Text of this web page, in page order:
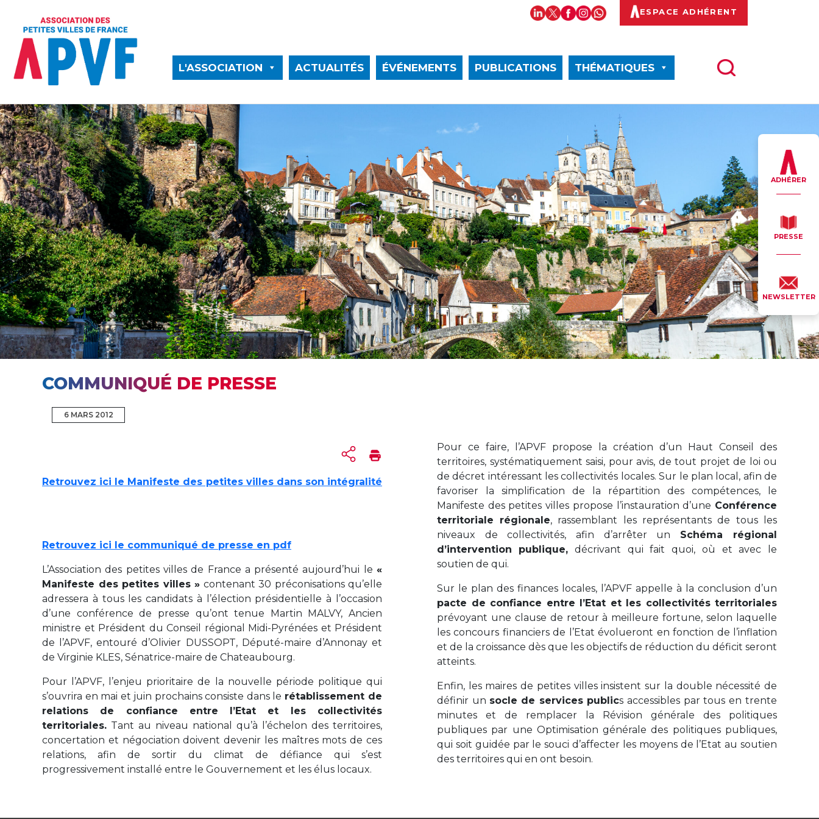
ESPACE ADHÉRENT
L'ASSOCIATION ACTUALITÉS ÉVÉNEMENTS PUBLICATIONS THÉMATIQUES
ADHÉRER
PRESSE
NEWSLETTER
COMMUNIQUÉ DE PRESSE
6 MARS 2012
Retrouvez ici le Manifeste des petites villes dans son intégralité
Retrouvez ici le communiqué de presse en pdf
L’Association des petites villes de France a présenté aujourd’hui le «
Manifeste des petites villes » contenant 30 préconisations qu’elle
adressera à tous les candidats à l’élection présidentielle à l’occasion
d’une conférence de presse qu’ont tenue Martin MALVY, Ancien
ministre et Président du Conseil régional Midi-Pyrénées et Président
de l’APVF, entouré d’Olivier DUSSOPT, Député-maire d’Annonay et
de Virginie KLES, Sénatrice-maire de Chateaubourg.
Pour l’APVF, l’enjeu prioritaire de la nouvelle période politique qui
s’ouvrira en mai et juin prochains consiste dans le rétablissement de
relations de confiance entre l’Etat et les collectivités
territoriales. Tant au niveau national qu’à l’échelon des territoires,
concertation et négociation doivent devenir les maîtres mots de ces
relations, afin de sortir du climat de défiance qui s’est
progressivement installé entre le Gouvernement et les élus locaux.
Pour ce faire, l’APVF propose la création d’un Haut Conseil des
territoires, systématiquement saisi, pour avis, de tout projet de loi ou
de décret intéressant les collectivités locales. Sur le plan local, afin de
favoriser la simplification de la répartition des compétences, le
Manifeste des petites villes propose l’instauration d’une Conférence
territoriale régionale, rassemblant les représentants de tous les
niveaux de collectivités, afin d’arrêter un Schéma régional
d’intervention publique, décrivant qui fait quoi, où et avec le
soutien de qui.
Sur le plan des finances locales, l’APVF appelle à la conclusion d’un
pacte de confiance entre l’Etat et les collectivités territoriales
prévoyant une clause de retour à meilleure fortune, selon laquelle
les concours financiers de l’Etat évolueront en fonction de l’inflation
et de la croissance dès que les objectifs de réduction du déficit seront
atteints.
Enfin, les maires de petites villes insistent sur la double nécessité de
définir un socle de services publics accessibles par tous en trente
minutes et de remplacer la Révision générale des politiques
publiques par une Optimisation générale des politiques publiques,
qui soit guidée par le souci d’affecter les moyens de l’Etat au soutien
des territoires qui en ont besoin.